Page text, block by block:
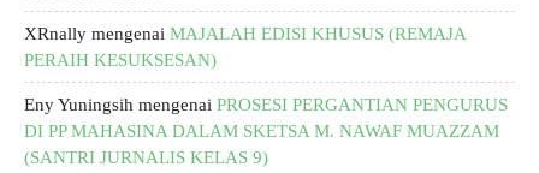
XRnally mengenai MAJALAH EDISI KHUSUS (REMAJA
PERAIH KESUKSESAN)
Eny Yuningsih mengenai PROSESI PERGANTIAN PENGURUS
DI PP MAHASINA DALAM SKETSA M. NAWAF MUAZZAM
(SANTRI JURNALIS KELAS 9)